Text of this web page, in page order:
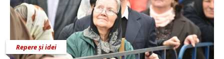
Repere și idei